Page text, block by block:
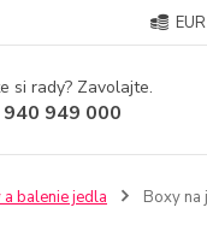
si rady? Zavolajte.
949 000
a balenie jedla
Boxy na